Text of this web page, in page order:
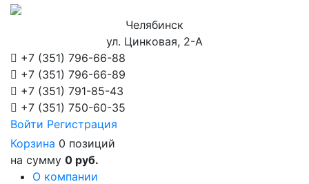
Челябинск
ул. Цинковая, 2-А
+7 (351) 796-66-88
+7 (351) 796-66-89
+7 (351) 791-85-43
+7 (351) 750-60-35
Войти Регистрация
Корзина 0 позиций
на сумму 0 руб.
О компании